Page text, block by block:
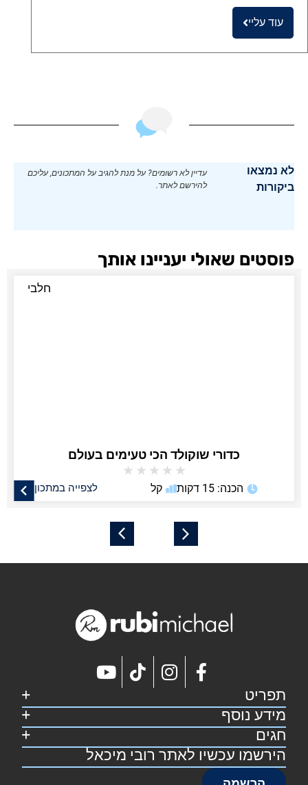
עוד עליי
לא נמצאו
ביקורות
עדיין לא רשומים? על מנת להגיב על המתכונים, עליכם
להירשם לאתר.
פוסטים שאולי יעניינו אותך
חלבי
כדורי שוקולד הכי טעימים בעולם
★
★
★
★
★
לצפייה במתכון הכנה: 15 דקות קל
תפריט
דף הבית
קצת על רובי
מתכונים
צרו קשר
מידע נוסף
מפת אתר
הצהרת נגישות
תקנון אתר
חגים
סוכות
פסח
הירשמו עכשיו לאתר רובי מיכאל